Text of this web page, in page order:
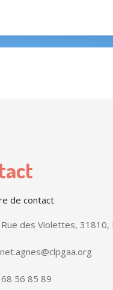
de contact
des Violettes, 31810,
56 85 89